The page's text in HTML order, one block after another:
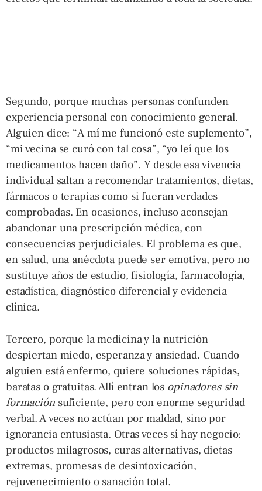
Segundo, porque muchas personas confunden
experiencia personal con conocimiento general.
Alguien dice: “A mí me funcionó este suplemento”,
“mi vecina se curó con tal cosa”, “yo leí que los
medicamentos hacen daño”. Y desde esa vivencia
individual saltan a recomendar tratamientos, dietas,
fármacos o terapias como si fueran verdades
comprobadas. En ocasiones, incluso aconsejan
abandonar una prescripción médica, con
consecuencias perjudiciales. El problema es que,
en salud, una anécdota puede ser emotiva, pero no
sustituye años de estudio, fisiología, farmacología,
estadística, diagnóstico diferencial y evidencia
clínica.
Tercero, porque la medicina y la nutrición
despiertan miedo, esperanza y ansiedad. Cuando
alguien está enfermo, quiere soluciones rápidas,
baratas o gratuitas. Allí entran los opinadoressin
formaciónsuficiente, pero con enorme seguridad
verbal. A veces no actúan por maldad, sino por
ignorancia entusiasta. Otras veces sí hay negocio:
productos milagrosos, curas alternativas, dietas
extremas, promesas de desintoxicación,
rejuvenecimiento o sanación total.